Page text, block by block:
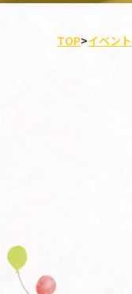
TOP>イベント